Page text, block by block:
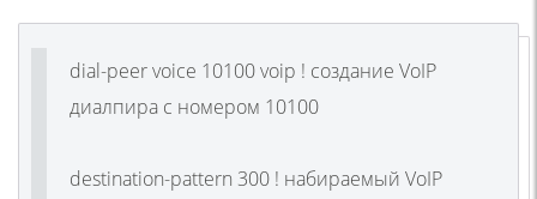
dial-peer voice 10100 voip ! создание VoIP
диалпира с номером 10100
destination-pattern 300 ! набираемый VoIP